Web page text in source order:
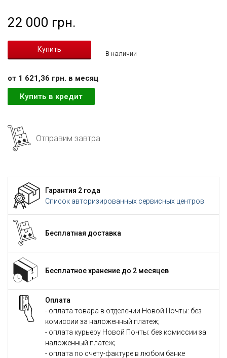
22 000 грн.
В наличии
от 1 621,36 грн. в месяц
Купить в кредит
Отправим завтра
Гарантия 2 года
Список авторизированных сервисных центров
Бесплатная доставка
Бесплатное хранение до 2 месяцев
Оплата
- оплата товара в отделении Новой Почты: без
комиссии за наложенный платеж;
- оплата курьеру Новой Почты: без комиссии за
наложенный платеж;
- оплата по счету-фактуре в любом банке